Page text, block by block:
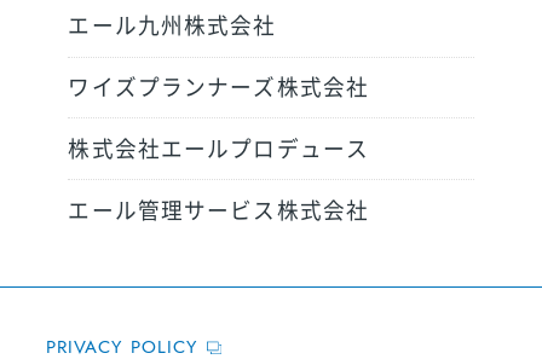
エール九州株式会社
ワイズプランナーズ株式会社
株式会社エールプロデュース
エール管理サービス株式会社
PRIVACY POLICY